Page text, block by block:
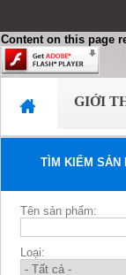
Content on this page
GIỚI
TÌM KIẾM SẢN
Tên sản phẩm:
Loại: